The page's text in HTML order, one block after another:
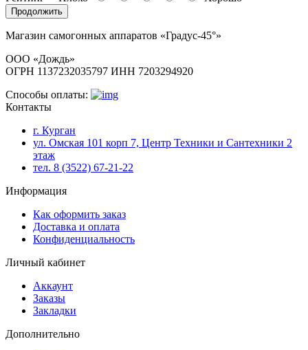
Продолжить
Магазин самогонных аппаратов «Градус-45°»
ООО «Дождь»
ОГРН 1137232035797 ИНН 7203294920
Способы оплаты:
Контакты
г. Курган
ул. Омская 101 корп 7, Центр Техники и Сантехники 2
этаж
тел. 8 (3522) 67-21-22
Информация
Как оформить заказ
Доставка и оплата
Конфиденциальность
Личный кабинет
Аккаунт
Заказы
Закладки
Дополнительно